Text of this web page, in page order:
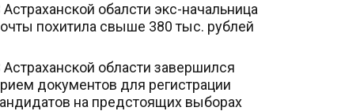
Астраханской обалсти экс-начальница
похитила свыше 380 тыс. рублей
Астраханской области завершился
документов для регистрации
на предстоящих выборах